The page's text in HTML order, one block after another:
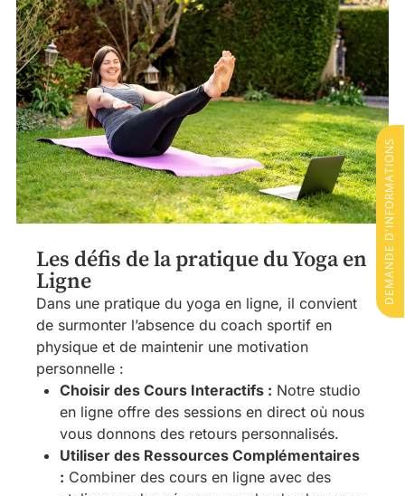
Les défis de la pratique du Yoga en
Ligne
Dans une pratique du yoga en ligne, il convient
de surmonter l’absence du coach sportif en
physique et de maintenir une motivation
personnelle :
Choisir des Cours Interactifs : Notre studio
en ligne offre des sessions en direct où nous
vous donnons des retours personnalisés.
Utiliser des Ressources Complémentaires
: Combiner des cours en ligne avec des
DEMANDE D'INFORMATIONS